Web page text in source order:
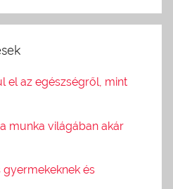
el az egészségről, mint
munka világában akár
gyermekeknek és